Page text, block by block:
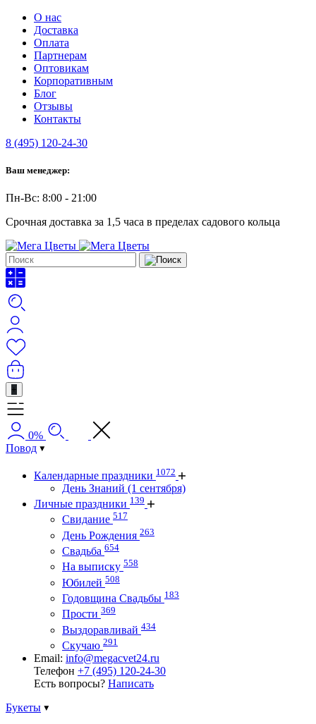
О нас
Доставка
Оплата
Партнерам
Оптовикам
Корпоративным
Блог
Отзывы
Контакты
8 (495) 120-24-30
Ваш менеджер:
Пн-Вс: 8:00 - 21:00
Срочная доставка за 1,5 часа в пределах садового кольца
+
0%
Повод
Календарные праздники 1072
День Знаний (1 сентября)
Личные праздники 139
Свидание 517
День Рождения 263
Свадьба 654
На выписку 558
Юбилей 508
Годовщина Свадьбы 183
Прости 369
Выздоравливай 434
Скучаю 291
Email: info@megacvet24.ru
Телефон +7 (495) 120-24-30
Есть вопросы? Написать
Букеты